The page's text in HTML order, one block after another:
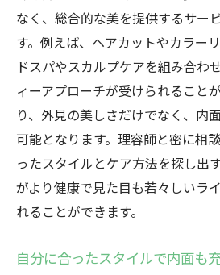
なく、総合的な美を提供するサー
す。例えば、ヘアカットやカラー
ドスパやスカルプケアを組み合わ
ィーアプローチが受けられること
り、外見の美しさだけでなく、内
可能となります。理容師と密に相
ったスタイルとケア方法を探し出
がより健康で見た目も若々しいラ
れることができます。
自分に合ったスタイルで内面も